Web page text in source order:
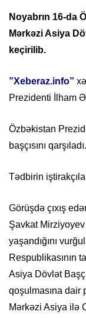
Noyabrın 16-da
Mərkəzi Asiya
keçirilib.
”Xeberaz.info”
Prezidenti İlham
Özbəkistan
başçısını qarşıladı.
Tədbirin
Görüşdə çıxış
Şavkat
yaşandığını
Respublikasının
Asiya Dövlət
qoşulmasına dair
Mərkəzi Asiya ilə